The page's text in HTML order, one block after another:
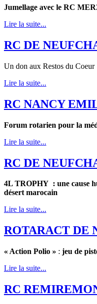
Jumellage avec le RC
Lire la suite...
RC DE
Un don aux Restos du Coeur
Lire la suite...
RC NANCY
Forum rotarien pour la
Lire la suite...
RC DE
4L TROPHY : une cause
désert marocain
Lire la suite...
ROTARACT DE
« Action Polio » : jeu de
Lire la suite...
RC